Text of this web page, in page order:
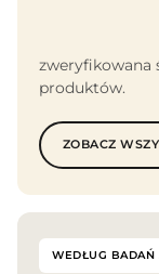
zweryfikowana
produktów.
ZOBACZ
WEDŁUG BADAŃ